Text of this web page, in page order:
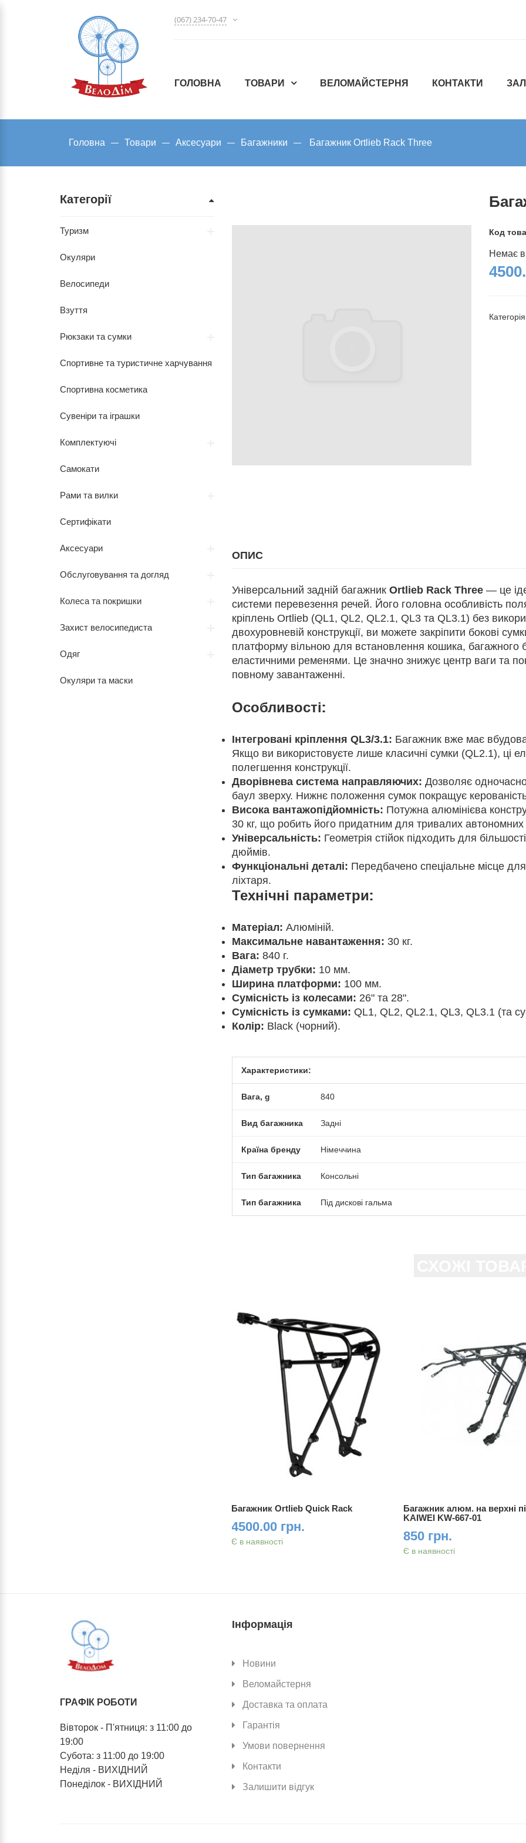
(067) 234-70-47
ГОЛОВНА ТОВАРИ ВЕЛОМАЙСТЕРНЯ КОНТАКТИ
Головна Товари Аксесуари Багажники Багажник Ortlieb Rack Three
Код
Немає в
ОПИС
Універсальний задній багажник Ortlieb Rack Three— це
системи перевезення речей. Його головна особливість
кріплень Ortlieb (QL1, QL2, QL2.1, QL3 та QL3.1) без
двохуровневій конструкції, ви можете закріпити бокові
платформу вільною для встановлення кошика, багажного
еластичними ременями. Це значно знижує центр ваги та
повному завантаженні.
Особливості:
Інтегровані кріплення QL3/3.1: Багажник вже має
Якщо ви використовуєте лише класичні сумки (QL2.1), ці
полегшення конструкції.
Дворівнева система направляючих: Дозволяє
баул зверху. Нижнє положення сумок покращує
Висока вантажопідйомність: Потужна алюмінієва
30 кг, що робить його придатним для тривалих
Універсальність: Геометрія стійок підходить для
дюймів.
Функціональні деталі: Передбачено спеціальне місце для
ліхтаря.
Технічні параметри:
Матеріал: Алюміній.
Максимальне навантаження: 30 кг.
Вага: 840 г.
Діаметр трубки: 10 мм.
Ширина платформи: 100 мм.
Сумісність із колесами: 26" та 28".
Сумісність із сумками: QL1, QL2, QL2.1, QL3, QL3.1 (та
Колір: Black (чорний).
Характеристики:
Вага, g 840
Вид багажника Задні
Країна бренду Німеччина
Тип багажника Консольні
Тип багажника Під дискові гальма
Багажник Ortlieb Quick Rack
4500.00 грн.
Є в наявності
Багажник алюм. на верхнi
KAIWEI KW-667-01
850 грн.
Є в наявності
Категорії
Туризм
Окуляри
Велосипеди
Взуття
Рюкзаки та сумки
Спортивне та туристичне харчування
Спортивна косметика
Сувеніри та іграшки
Комплектуючі
Самокати
Рами та вилки
Сертифікати
Аксесуари
Обслуговування та догляд
Колеса та покришки
Захист велосипедиста
Одяг
Окуляри та маски
ГРАФІК РОБОТИ
Вівторок - П'ятниця: з 11:00 до
19:00
Субота: з 11:00 до 19:00
Неділя - ВИХІДНИЙ
Понеділок - ВИХІДНИЙ
Інформація
Новини
Веломайстерня
Доставка та оплата
Гарантія
Умови повернення
Контакти
Залишити відгук